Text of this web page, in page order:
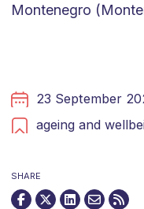
Montenegro
23 September
ageing and
SHARE